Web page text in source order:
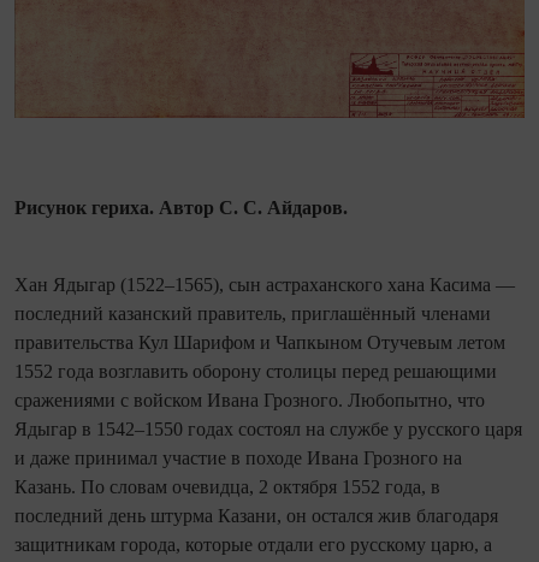
Рисунок гериха. Автор С. С. Айдаров.
Хан Ядыгар (1522–1565), сын астраханского хана Касима —
последний казанский правитель, приглашённый членами
правительства Кул Шарифом и Чапкыном Отучевым летом
1552 года возглавить оборону столицы перед решающими
сражениями с вой­ском Ивана Грозного. Любопытно, что
Ядыгар в 1542–1550 годах состоял на службе у русского царя
и даже принимал участие в походе Ивана Грозного на
Казань. По словам очевидца, 2 октября 1552 года, в
последний день штурма Казани, он остался жив благодаря
защитникам города, которые отдали его русскому царю, а